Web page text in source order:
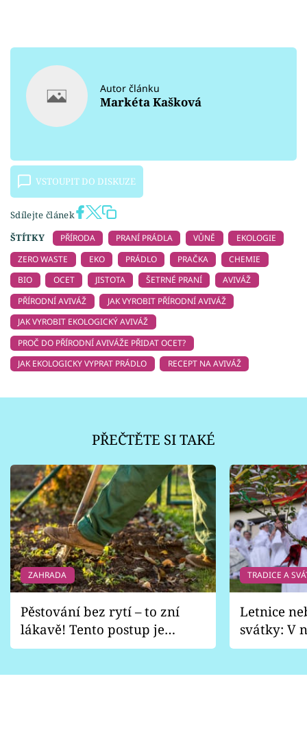
Autor článku
Markéta Kašková
VSTOUPIT DO DISKUZE
Sdílejte článek
ŠTÍTKY
PŘÍRODA PRANÍ PRÁDLA VŮNĚ
EKOLOGIE
ZERO WASTE
EKO PRÁDLO PRAČKA
CHEMIE
BIO
OCET JISTOTA ŠETRNÉ PRANÍ
AVIVÁŽ
PŘÍRODNÍ AVIVÁŽ
JAK VYROBIT PŘÍRODNÍ AVIVÁŽ
JAK VYROBIT EKOLOGICKÝ AVIVÁŽ
PROČ DO PŘÍRODNÍ AVIVÁŽE PŘIDAT OCET?
JAK EKOLOGICKY VYPRAT PRÁDLO
RECEPT NA AVIVÁŽ
PŘEČTĚTE SI TAKÉ
ZAHRADA
Pěstování bez rytí – to zní
lákavě! Tento postup je
vhodný jen pro některé
TRADICE A
Letnice
svátky: V
pondělí